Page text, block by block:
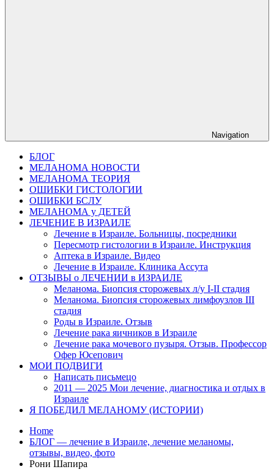
Navigation
БЛОГ
МЕЛАНОМА НОВОСТИ
МЕЛАНОМА ТЕОРИЯ
ОШИБКИ ГИСТОЛОГИИ
ОШИБКИ БСЛУ
МЕЛАНОМА у ДЕТЕЙ
ЛЕЧЕНИЕ В ИЗРАИЛЕ
Лечение в Израиле. Больницы, посредники
Пересмотр гистологии в Израиле. Инструкция
Аптека в Израиле. Видео
Лечение в Израиле. Клиника Ассута
ОТЗЫВЫ о ЛЕЧЕНИИ в ИЗРАИЛЕ
Меланома. Биопсия сторожевых л/у I-II стадия
Меланома. Биопсия сторожевых лимфоузлов III
стадия
Роды в Израиле. Отзыв
Лечение рака яичников в Израиле
Лечение рака мочевого пузыря. Отзыв. Профессор
Офер Юсепович
МОИ ПОДВИГИ
Написать письмецо
2011 — 2025 Мои лечение, диагностика и отдых в
Израиле
Я ПОБЕДИЛ МЕЛАНОМУ (ИСТОРИИ)
Home
БЛОГ — лечение в Израиле, лечение меланомы,
отзывы, видео, фото
Рони Шапира